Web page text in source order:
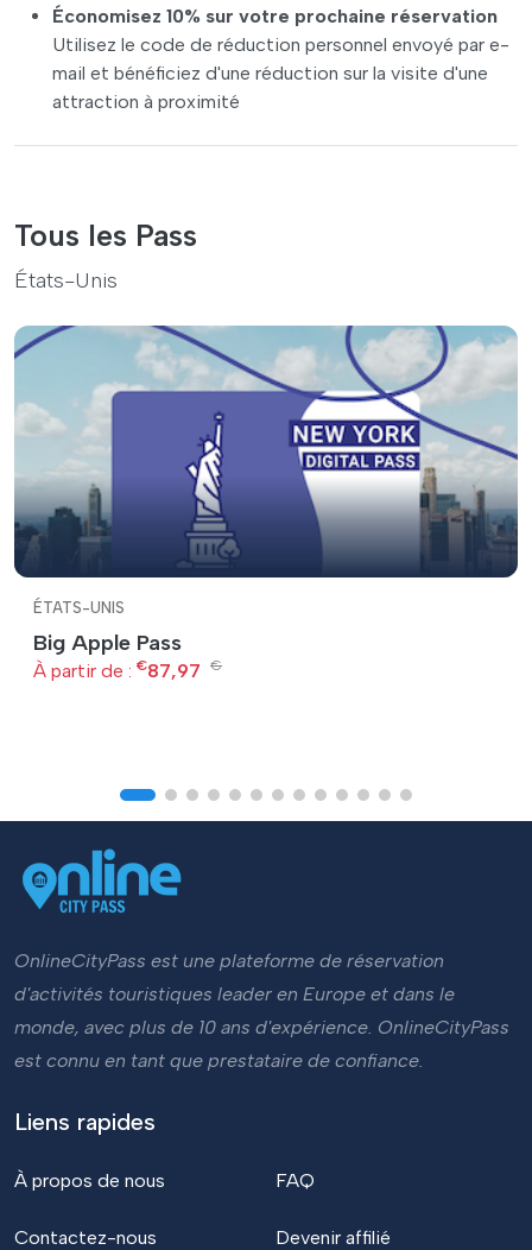
Économisez 10% sur votre prochaine réservation
Utilisez le code de réduction personnel envoyé par e-
mail et bénéficiez d'une réduction sur la visite d'une
attraction à proximité
Tous les Pass
États-Unis
ÉTATS-UNIS
Big Apple Pass
À partir de : €87,97 €
OnlineCityPass est une plateforme de réservation
d'activités touristiques leader en Europe et dans le
monde, avec plus de 10 ans d'expérience. OnlineCityPass
est connu en tant que prestataire de confiance.
Liens rapides
À propos de nous
Contactez-nous
FAQ
Devenir affilié